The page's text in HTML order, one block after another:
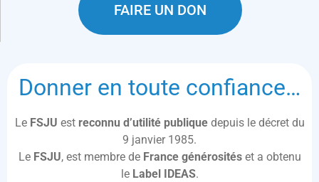
FAIRE UN DON
Donner en toute confiance…
Le FSJU est reconnu d’utilité publique depuis le décret du
9 janvier 1985.
Le FSJU, est membre de France générositéset a obtenu
le Label IDEAS.